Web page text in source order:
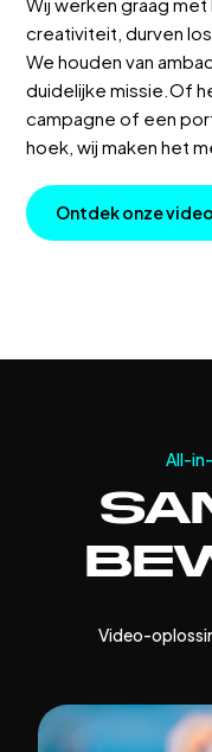
creativiteit, durven
We houden van
duidelijke missie.Of
campagne of een
hoek, wij maken het
Ontdekonzevide
All-
Video-